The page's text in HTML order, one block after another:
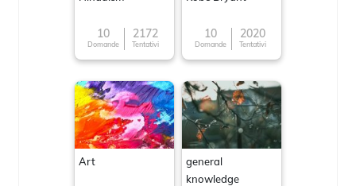
10
Domande
2172
Tentativi
10
Domande
2020
Tentativi
Art
general
knowledge